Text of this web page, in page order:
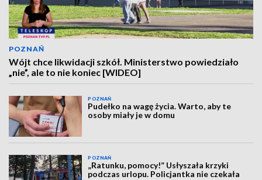
POZNAŃ
Wójt chce likwidacji szkół. Ministerstwo powiedziało
„nie”, ale to nie koniec [WIDEO]
POZNAŃ
Pudełko na wagę życia. Warto, aby te
osoby miały je w domu
POZNAŃ
„Ratunku, pomocy!” Usłyszała krzyki
podczas urlopu. Policjantka nie czekała